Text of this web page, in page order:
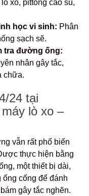
lò xo, pittông cao su,
học vi sinh: Phân
sạch sẽ.
tra đường ống:
nhân gây tắc,
chữa.
24 tại
lò xo –
vẫn rất phổ biến
thực hiện bằng
một thiết bị dài,
cống để đánh
gây tắc nghẽn.